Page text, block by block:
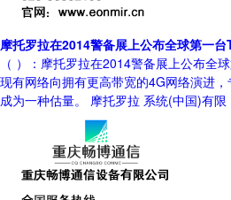
摩托罗拉在2014警备展上公布全球第一
（ ）：摩托罗拉在2014警备展上公布全
现有网络向拥有更高带宽的4G网络演进
成为一种估量。 摩托罗拉 系统(中国)有限